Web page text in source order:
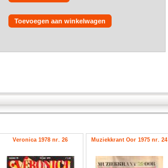
Toevoegen aan winkelwagen
Veronica 1978 nr. 26 Muziekkrant Oor 1975 nr. 24